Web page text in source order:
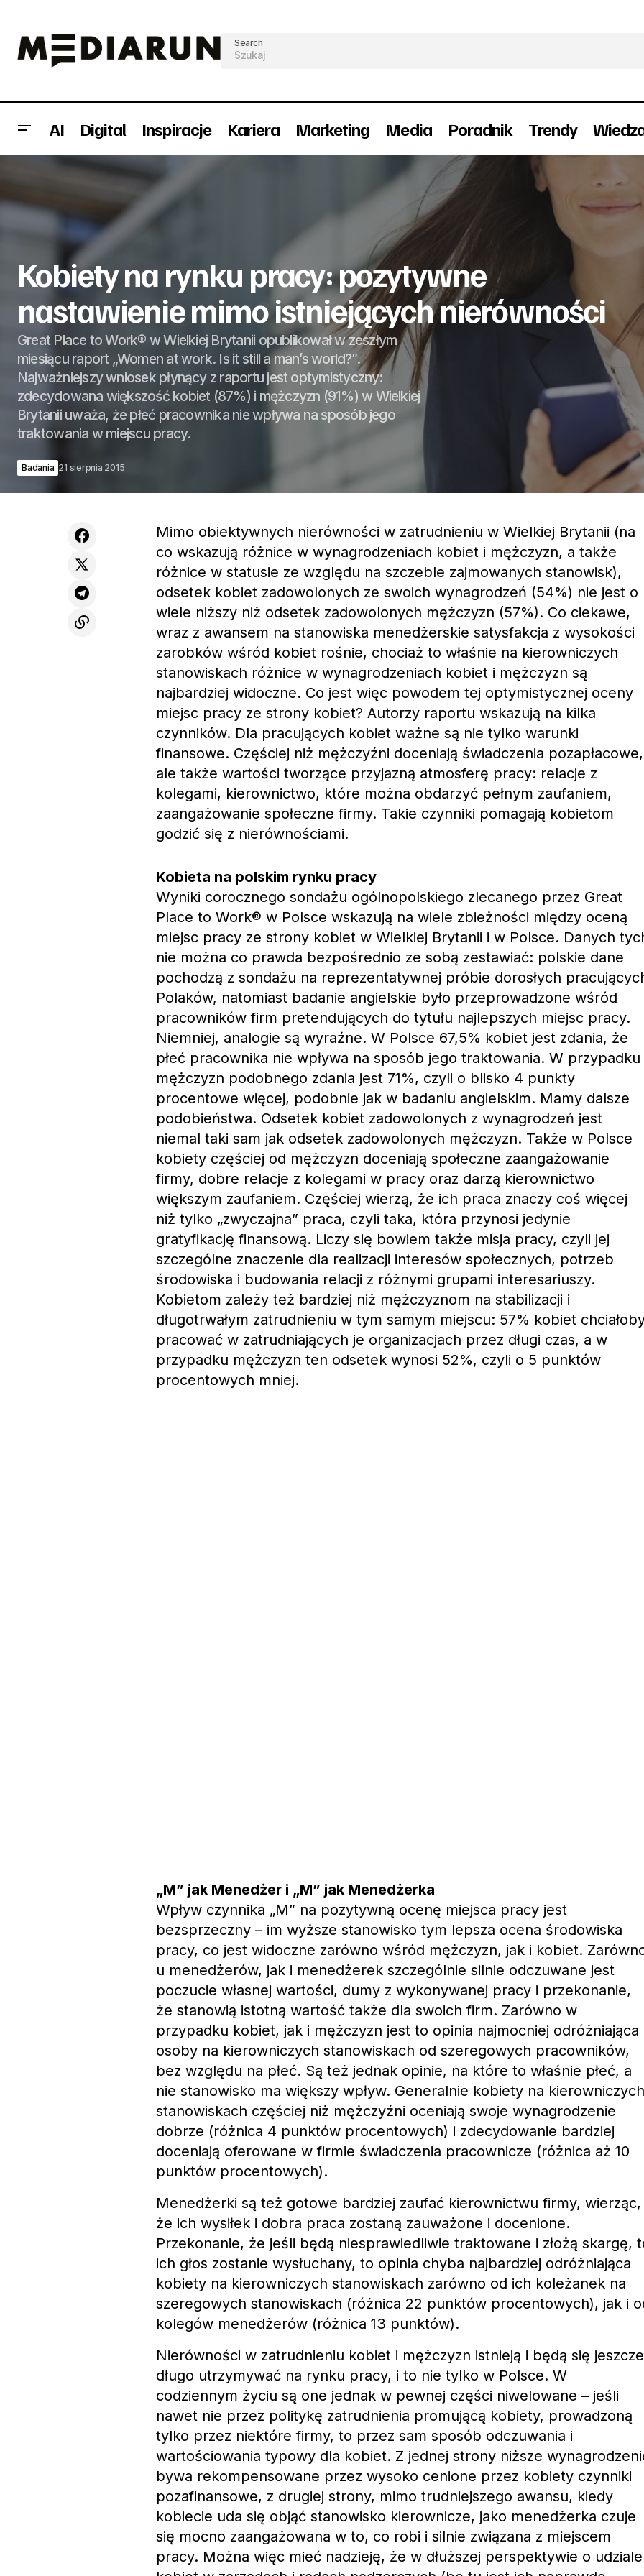
Search
AI Digital Inspiracje Kariera Marketing Media Poradnik Trendy
Jak pomóc chorym, czyli medyczne
Kobiety na rynku pracy: pozytywne nastawienie mimo
Kobiety na rynku pracy: pozytywne
nastawienie mimo istniejących nierówności
Great Place to Work® w Wielkiej Brytanii opublikował w zeszłym
miesiącu raport „Women at work. Is it still a man’s world?”.
Najważniejszy wniosek płynący z raportu jest optymistyczny:
zdecydowana większość kobiet (87%) i mężczyzn (91%) w Wielkiej
Brytanii uważa, że płeć pracownika nie wpływa na sposób jego
traktowania w miejscu pracy.
Badania 21 sierpnia 2015
Mimo obiektywnych nierówności w zatrudnieniu w Wielkiej Brytanii (na
co wskazują różnice w wynagrodzeniach kobiet i mężczyzn, a także
różnice w statusie ze względu na szczeble zajmowanych stanowisk),
odsetek kobiet zadowolonych ze swoich wynagrodzeń (54%) nie jest o
wiele niższy niż odsetek zadowolonych mężczyzn (57%). Co ciekawe,
wraz z awansem na stanowiska menedżerskie satysfakcja z wysokości
zarobków wśród kobiet rośnie, chociaż to właśnie na kierowniczych
stanowiskach różnice w wynagrodzeniach kobiet i mężczyzn są
najbardziej widoczne. Co jest więc powodem tej optymistycznej oceny
miejsc pracy ze strony kobiet? Autorzy raportu wskazują na kilka
czynników. Dla pracujących kobiet ważne są nie tylko warunki
finansowe. Częściej niż mężczyźni doceniają świadczenia pozapłacowe,
ale także wartości tworzące przyjazną atmosferę pracy: relacje z
kolegami, kierownictwo, które można obdarzyć pełnym zaufaniem,
zaangażowanie społeczne firmy. Takie czynniki pomagają kobietom
godzić się z nierównościami.
Kobieta na polskim rynku pracy
Wyniki corocznego sondażu ogólnopolskiego zlecanego przez Great
Place to Work® w Polsce wskazują na wiele zbieżności między oceną
miejsc pracy ze strony kobiet w Wielkiej Brytanii i w Polsce. Danych
nie można co prawda bezpośrednio ze sobą zestawiać: polskie dane
pochodzą z sondażu na reprezentatywnej próbie dorosłych
Polaków, natomiast badanie angielskie było przeprowadzone wśród
pracowników firm pretendujących do tytułu najlepszych miejsc pracy.
Niemniej, analogie są wyraźne. W Polsce 67,5% kobiet jest zdania, że
płeć pracownika nie wpływa na sposób jego traktowania. W przypadku
mężczyzn podobnego zdania jest 71%, czyli o blisko 4 punkty
procentowe więcej, podobnie jak w badaniu angielskim. Mamy dalsze
podobieństwa. Odsetek kobiet zadowolonych z wynagrodzeń jest
niemal taki sam jak odsetek zadowolonych mężczyzn. Także w Polsce
kobiety częściej od mężczyzn doceniają społeczne zaangażowanie
firmy, dobre relacje z kolegami w pracy oraz darzą kierownictwo
większym zaufaniem. Częściej wierzą, że ich praca znaczy coś więcej
niż tylko „zwyczajna” praca, czyli taka, która przynosi jedynie
gratyfikację finansową. Liczy się bowiem także misja pracy, czyli jej
szczególne znaczenie dla realizacji interesów społecznych, potrzeb
środowiska i budowania relacji z różnymi grupami interesariuszy.
Kobietom zależy też bardziej niż mężczyznom na stabilizacji i
długotrwałym zatrudnieniu w tym samym miejscu: 57% kobiet
pracować w zatrudniających je organizacjach przez długi czas, a w
przypadku mężczyzn ten odsetek wynosi 52%, czyli o 5 punktów
procentowych mniej.
„M” jak Menedżer i „M” jak Menedżerka
Wpływ czynnika „M” na pozytywną ocenę miejsca pracy jest
bezsprzeczny – im wyższe stanowisko tym lepsza ocena środowiska
pracy, co jest widoczne zarówno wśród mężczyzn, jak i kobiet.
u menedżerów, jak i menedżerek szczególnie silnie odczuwane jest
poczucie własnej wartości, dumy z wykonywanej pracy i przekonanie,
że stanowią istotną wartość także dla swoich firm. Zarówno w
przypadku kobiet, jak i mężczyzn jest to opinia najmocniej odróżniająca
osoby na kierowniczych stanowiskach od szeregowych pracowników,
bez względu na płeć. Są też jednak opinie, na które to właśnie płeć, a
nie stanowisko ma większy wpływ. Generalnie kobiety na kierowniczych
stanowiskach częściej niż mężczyźni oceniają swoje wynagrodzenie
dobrze (różnica 4 punktów procentowych) i zdecydowanie bardziej
doceniają oferowane w firmie świadczenia pracownicze (różnica aż 10
punktów procentowych).
Menedżerki są też gotowe bardziej zaufać kierownictwu firmy, wierząc,
że ich wysiłek i dobra praca zostaną zauważone i docenione.
Przekonanie, że jeśli będą niesprawiedliwie traktowane i złożą skargę,
ich głos zostanie wysłuchany, to opinia chyba najbardziej odróżniająca
kobiety na kierowniczych stanowiskach zarówno od ich koleżanek na
szeregowych stanowiskach (różnica 22 punktów procentowych), jak i
kolegów menedżerów (różnica 13 punktów).
Nierówności w zatrudnieniu kobiet i mężczyzn istnieją i będą się jeszcze
długo utrzymywać na rynku pracy, i to nie tylko w Polsce. W
codziennym życiu są one jednak w pewnej części niwelowane – jeśli
nawet nie przez politykę zatrudnienia promującą kobiety, prowadzoną
tylko przez niektóre firmy, to przez sam sposób odczuwania i
wartościowania typowy dla kobiet. Z jednej strony niższe
bywa rekompensowane przez wysoko cenione przez kobiety czynniki
pozafinansowe, z drugiej strony, mimo trudniejszego awansu, kiedy
kobiecie uda się objąć stanowisko kierownicze, jako menedżerka czuje
się mocno zaangażowana w to, co robi i silnie związana z miejscem
pracy. Można więc mieć nadzieję, że w dłuższej perspektywie o udziale